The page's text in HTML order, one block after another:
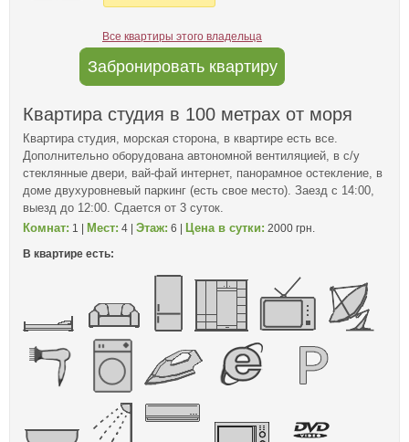
Все квартиры этого владельца
Забронировать квартиру
Квартира студия в 100 метрах от моря
Квартира студия, морская сторона, в квартире есть все.
Дополнительно оборудована автономной вентиляцией, в с/у
стеклянные двери, вай-фай интернет, панорамное остекление, в
доме двухуровневый паркинг (есть свое место). Заезд с 14:00,
выезд до 12:00. Сдается от 3 суток.
Комнат: 1 | Мест: 4 | Этаж: 6 | Цена в сутки: 2000 грн.
В квартире есть: